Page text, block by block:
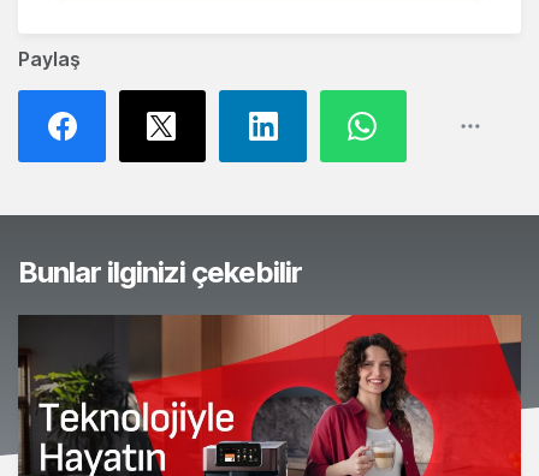
Paylaş
Bunlar ilginizi çekebilir